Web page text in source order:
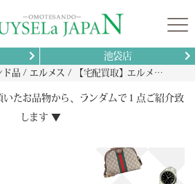
池袋店
ド品 エルメス 【宅配買取】エルメス プスプス □E刻印 ブレスレット ゴールド×オレンジの買取
たお品物から、ランダムで１点ご紹介致
します ▼